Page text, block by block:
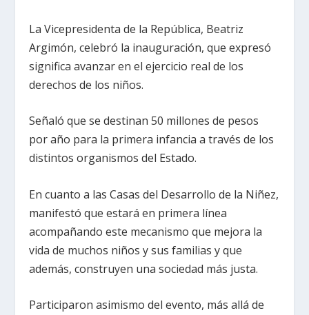
La Vicepresidenta de la República, Beatriz
Argimón, celebró la inauguración, que expresó
significa avanzar en el ejercicio real de los
derechos de los niños.
Señaló que se destinan 50 millones de pesos
por año para la primera infancia a través de los
distintos organismos del Estado.
En cuanto a las Casas del Desarrollo de la Niñez,
manifestó que estará en primera línea
acompañando este mecanismo que mejora la
vida de muchos niños y sus familias y que
además, construyen una sociedad más justa.
Participaron asimismo del evento, más allá de